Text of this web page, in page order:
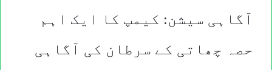
آگاہی سیشن: کیمپ کا ایک اہم
حصہ چھاتی کے سرطان کی آگاہی